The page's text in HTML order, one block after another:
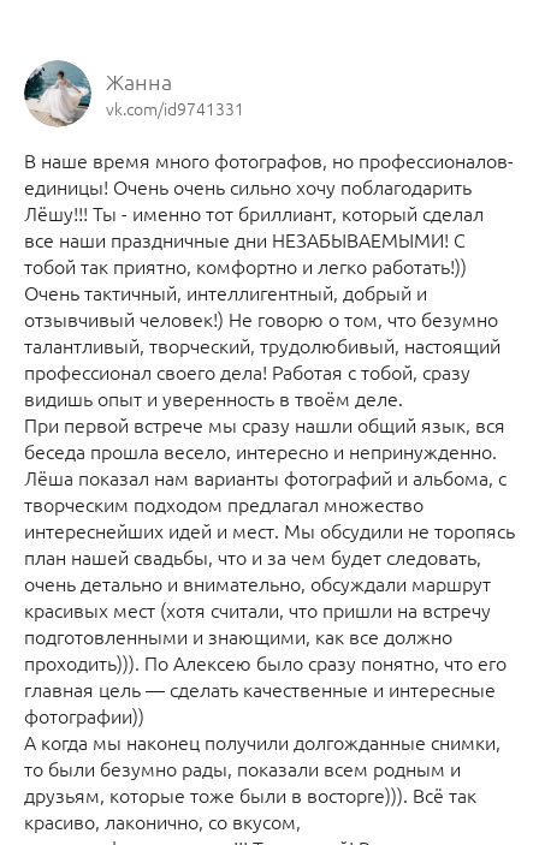
Жанна
vk.com/id9741331
В наше время много фотографов, но профессионалов-
единицы! Очень очень сильно хочу поблагодарить
Лёшу!!! Ты - именно тот бриллиант, который сделал
все наши праздничные дни НЕЗАБЫВАЕМЫМИ! С
тобой так приятно, комфортно и легко работать!))
Очень тактичный, интеллигентный, добрый и
отзывчивый человек!) Не говорю о том, что безумно
талантливый, творческий, трудолюбивый, настоящий
профессионал своего дела! Работая с тобой, сразу
видишь опыт и уверенность в твоём деле.
При первой встрече мы сразу нашли общий язык, вся
беседа прошла весело, интересно и непринужденно.
Лёша показал нам варианты фотографий и альбома, с
творческим подходом предлагал множество
интереснейших идей и мест. Мы обсудили не торопясь
план нашей свадьбы, что и за чем будет следовать,
очень детально и внимательно, обсуждали маршрут
красивых мест (хотя считали, что пришли на встречу
подготовленными и знающими, как все должно
проходить))). По Алексею было сразу понятно, что его
главная цель — сделать качественные и интересные
фотографии))
А когда мы наконец получили долгожданные снимки,
то были безумно рады, показали всем родным и
друзьям, которые тоже были в восторге))). Всё так
красиво, лаконично, со вкусом,